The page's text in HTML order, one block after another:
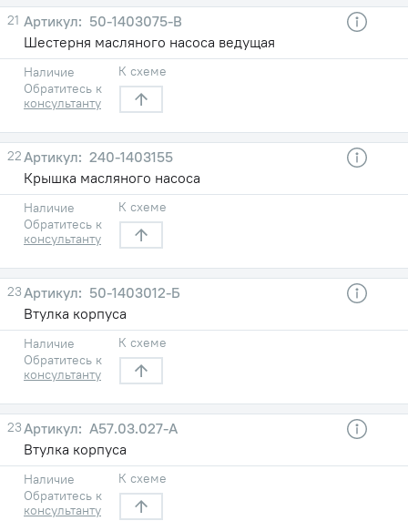
21
50-1403075-В
Шестерня масляного насоса ведущая
Наличие
Обратитесь к
консультанту
К схеме
22
240-1403155
Крышка масляного насоса
Наличие
Обратитесь к
консультанту
К схеме
23
50-1403012-Б
Втулка корпуса
Наличие
Обратитесь к
консультанту
К схеме
23
А57.03.027-А
Втулка корпуса
Наличие
Обратитесь к
консультанту
К схеме